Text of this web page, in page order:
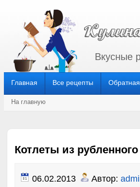
Вкусные
Главная Все рецепты Обратная
На главную
Котлеты из
06.02.2013 Автор: